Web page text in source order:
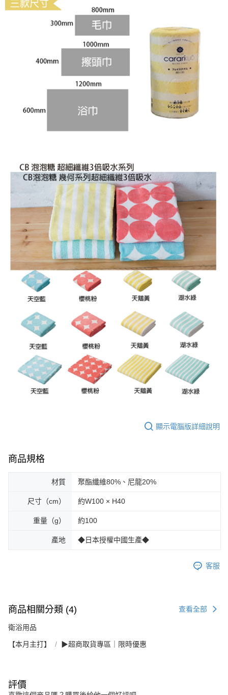
顯示電腦版詳細說明
商品規格
材質 聚酯纖維80%、尼龍20%
尺寸（cm） 約W100 × H40
重量（g） 約100
產地 ◆日本授權中國生產◆
客服
商品相關分類 (4) 查看全部
衛浴用品
【本月主打】 ▶超商取貨專區｜限時優惠
評價